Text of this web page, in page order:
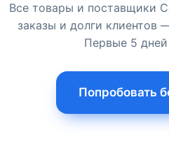
Все товары и поставщики
заказы и долги
Первые 5 дней
Попробовать